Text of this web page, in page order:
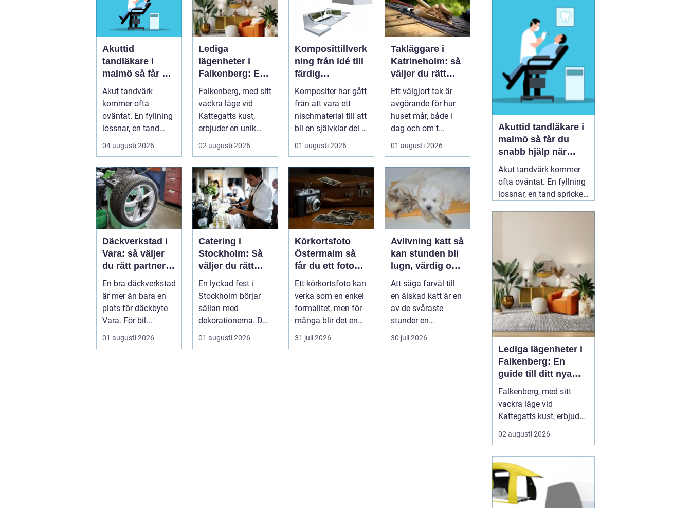
Akuttid
tandläkare i
malmö så får du
snabb hjälp när
tanden gör ont
Akut tandvärk
kommer ofta
oväntat. En fyllning
lossnar, en tand
spricker eller en
visdomstand
svulln...
04 augusti 2026
Lediga
lägenheter i
Falkenberg: En
guide till ditt nya
hem
Falkenberg, med sitt
vackra läge vid
Kattegatts kust,
erbjuder en unik
livsupplevelse för ...
02 augusti 2026
Komposittillverk
ning från idé till
färdig
högpresterande
produkt
Kompositer har gått
från att vara ett
nischmaterial till att
bli en självklar del i
allt från vindkr...
01 augusti 2026
Takläggare i
Katrineholm: så
väljer du rätt
och får ett tak
som håller
Ett välgjort tak är
avgörande för hur
huset mår, både i
dag och om t...
01 augusti 2026
Däckverkstad i
Vara: så väljer
du rätt partner
för säker
körning året
runt
En bra däckverkstad
är mer än bara en
plats för däckbyte
Vara. För bil...
01 augusti 2026
Catering i
Stockholm: Så
väljer du rätt
mat till ditt
evenemang
En lyckad fest i
Stockholm börjar
sällan med
dekorationerna. Den
börjar i köket....
01 augusti 2026
Körkortsfoto
Östermalm så
får du ett foto
som alltid blir
godkänt
Ett körkortsfoto kan
verka som en enkel
formalitet, men för
många blir det en
oväntad källa till
str...
31 juli 2026
Avlivning katt så
kan stunden bli
lugn, värdig och
trygg
Att säga farväl till
en älskad katt är en
av de svåraste
stunder en
djurägare går
igenom. Beslutet o...
30 juli 2026
säkra och ergonomiska
för användaren. Chicago
Pneumatic är ett av de
mest etablerade namnen
Akuttid tandläkare i
malmö så får du
snabb hjälp när
tanden gör ont
Akut tandvärk kommer
ofta oväntat. En fyllning
lossnar, en tand spricker
enda fråga: Hur får jag
snabbt04 augusti 2026
Lediga lägenheter i
Falkenberg: En
guide till ditt nya
hem
Falkenberg, med sitt
vackra läge vid
Kattegatts kust, erbjuder
en unik livsupplevelse
för privatpersoner och
letar efter lediga
lägenheter Falkenberg,
finns det ett flertal
möjligheter att utforska.
02 augusti 2026